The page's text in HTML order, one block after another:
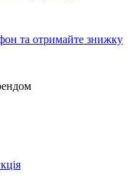
та отримайте знижку